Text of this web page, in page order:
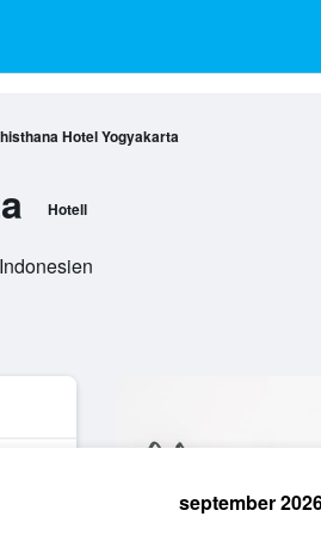
Hotel Yogyakarta
Hotell
september